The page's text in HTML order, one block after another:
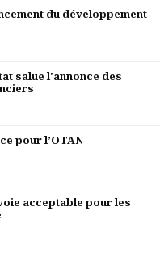
du développement
salue l'annonce des
pour l’OTAN
acceptable pour les